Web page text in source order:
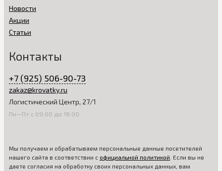
Новости
Акции
Статьи
Контакты
+7 (925) 506-90-73
zakaz@krovatky.ru
Логистический Центр, 27/1
Пн—Пт с 09:00 до 18:00
Мы получаем и обрабатываем персональные данные посетителей
нашего сайта в соответствии с официальной политикой . Если вы не
даете согласия на обработку своих персональных данных, вам